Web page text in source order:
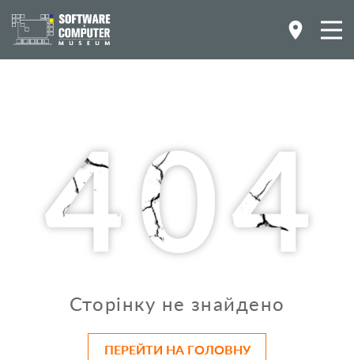
Сторінку не знайдено
ПЕРЕЙТИ НА ГОЛОВНУ